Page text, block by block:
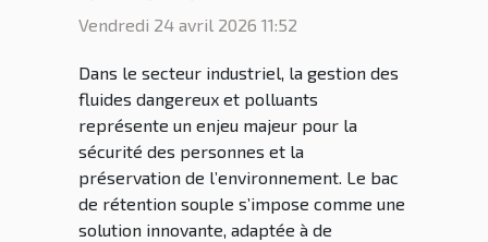
dans l'industrie
Vendredi 24 avril 2026 11:52
Dans le secteur industriel, la gestion des
fluides dangereux et polluants
représente un enjeu majeur pour la
sécurité des personnes et la
préservation de l’environnement. Le bac
de rétention souple s’impose comme une
solution innovante, adaptée à de